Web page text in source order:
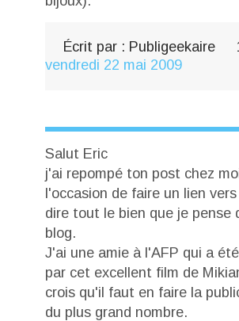
Écrit par : Publigeekaire
vendredi 22 mai 2009
Salut Eric
j'ai repompé ton post chez
l'occasion de faire un lien
dire tout le bien que je pense
blog.
J'ai une amie à l'AFP qui a
par cet excellent film de
crois qu'il faut en faire la
du plus grand nombre.